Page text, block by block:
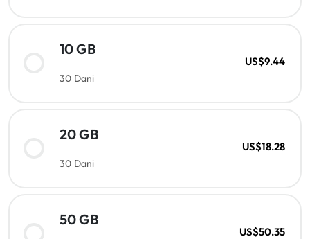
10 GB
30 Dani
US$9.44
20 GB
30 Dani
US$18.28
50 GB
US$50.35